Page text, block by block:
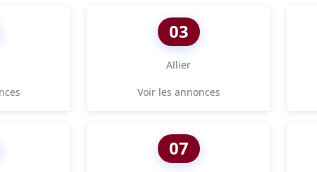
03
Allier
Voir les annonces
07